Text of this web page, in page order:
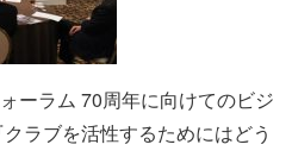
ーラム 70周年に向けてのビジ
ラブを活性するためにはどう